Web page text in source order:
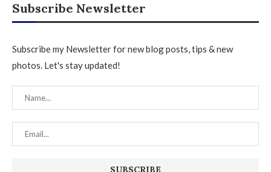
Subscribe Newsletter
Subscribe my Newsletter for new blog posts, tips & new
photos. Let's stay updated!